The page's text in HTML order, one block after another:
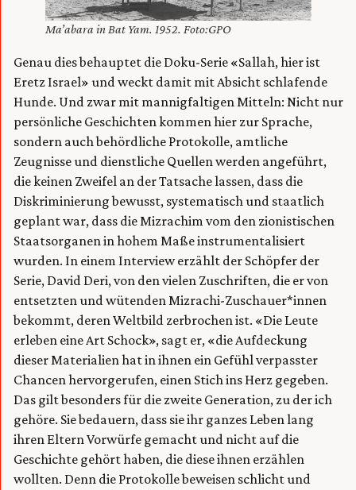
Ma’abara in Bat Yam. 1952. Foto:GPO
Genau dies behauptet die Doku-Serie «Sallah, hier ist
Eretz Israel» und weckt damit mit Absicht schlafende
Hunde. Und zwar mit mannigfaltigen Mitteln: Nicht nur
persönliche Geschichten kommen hier zur Sprache,
sondern auch behördliche Protokolle, amtliche
Zeugnisse und dienstliche Quellen werden angeführt,
die keinen Zweifel an der Tatsache lassen, dass die
Diskriminierung bewusst, systematisch und staatlich
geplant war, dass die Mizrachim vom den zionistischen
Staatsorganen in hohem Maße instrumentalisiert
wurden. In einem Interview erzählt der Schöpfer der
Serie, David Deri, von den vielen Zuschriften, die er von
entsetzten und wütenden Mizrachi-Zuschauer*innen
bekommt, deren Weltbild zerbrochen ist. «Die Leute
erleben eine Art Schock», sagt er, «die Aufdeckung
dieser Materialien hat in ihnen ein Gefühl verpasster
Chancen hervorgerufen, einen Stich ins Herz gegeben.
Das gilt besonders für die zweite Generation, zu der ich
gehöre. Sie bedauern, dass sie ihr ganzes Leben lang
ihren Eltern Vorwürfe gemacht und nicht auf die
Geschichte gehört haben, die diese ihnen erzählen
wollten. Denn die Protokolle beweisen schlicht und